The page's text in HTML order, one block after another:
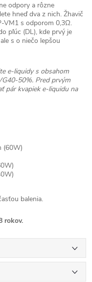
odpory a rôzne
hneď dva z nich. Žhavič
VM1 s odporom 0,3Ω.
pľúc (DL), kde prvý je
s o niečo lepšou
e-liquidy s obsahom
50%. Pred prvým
pár kvapiek e-liquidu na
(60W)
balenia.
rokov.